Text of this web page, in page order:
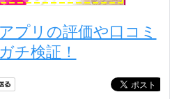
プリの評価や口コミ
チ検証！